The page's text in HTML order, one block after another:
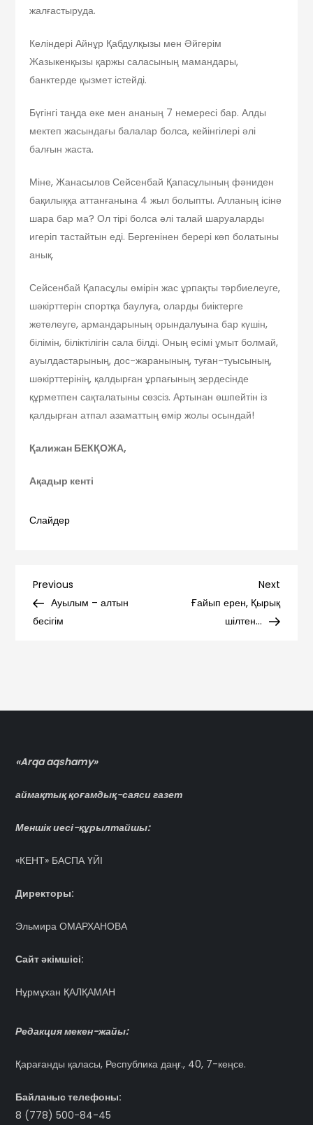
жалғастыруда.
Келіндері Айнұр Қабдулқызы мен Әйгерім
Жазыкенқызы қаржы саласының мамандары,
банктерде қызмет істейді.
Бүгінгі таңда әке мен ананың 7 немересі бар. Алды
мектеп жасындағы балалар болса, кейінгілері әлі
балғын жаста.
Міне, Жанасылов Сейсенбай Қапасұлының фәниден
бақилыққа аттанғанына 4 жыл болыпты. Алланың ісіне
шара бар ма? Ол тірі болса әлі талай шаруаларды
игеріп тастайтын еді. Бергенінен берері көп болатыны
анық.
Сейсенбай Қапасұлы өмірін жас ұрпақты тәрбиелеуге,
шәкірттерін спортқа баулуға, оларды биіктерге
жетелеуге, армандарының орындалуына бар күшін,
білімін, біліктілігін сала білді. Оның есімі ұмыт болмай,
ауылдастарының, дос-жаранының, туған-туысының,
шәкірттерінің, қалдырған ұрпағының зердесінде
құрметпен сақталатыны сөзсіз. Артынан өшпейтін із
қалдырған атпал азаматтың өмір жолы осындай!
Қалижан БЕКҚОЖА,
Ақадыр кенті
Слайдер
Навигация
по
Previous
Post
Previous
Ауылым – алтын
бесігім
Next
Post
Next
Ғайып ерен, Қырық
шілтен…
«Arqa aqshamy»
аймақтық қоғамдық-саяси газет
Меншік иесі-құрылтайшы:
«КЕНТ» БАСПА ҮЙІ
Директоры:
Эльмира ОМАРХАНОВА
Сайт әкімшісі:
Нұрмұхан ҚАЛҚАМАН
Редакция мекен-жайы:
Қарағанды қаласы, Республика даңғ., 40, 7-кеңсе.
Байланыс телефоны:
8 (778) 500-84-45